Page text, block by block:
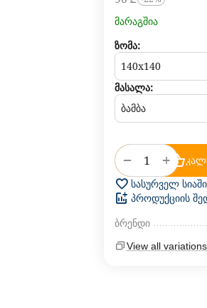
მარაგშია
ზომა:
მასალა:
+
−
სასურველ
პროდუქციის
ბრენდი
View all